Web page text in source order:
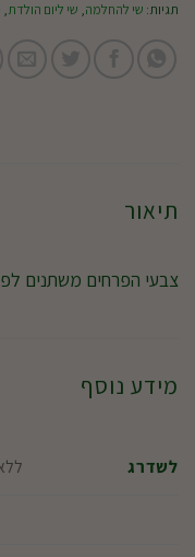
תגיות: שי להחלמה, שי ליום הולדת,
תיאור
צבעי הפרחים משתנים
מידע נוסף
לשדרג